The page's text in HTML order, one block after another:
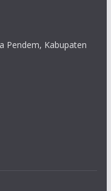
Pendem, Kabupaten